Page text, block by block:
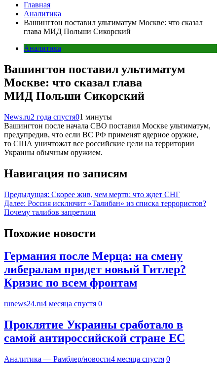
Главная
Аналитика
Вашингтон поставил ультиматум Москве: что сказал
глава МИД Польши Сикорский
Аналитика
Вашингтон поставил ультиматум
Москве: что сказал глава
МИД Польши Сикорский
News.ru2 года спустя01 минуты
Вашингтон после начала СВО поставил Москве ультиматум,
предупредив, что если ВС РФ применят ядерное оружие,
то США уничтожат все российские цели на территории
Украины обычным оружием.
Навигация по записям
Предыдущая: Скорее жив, чем мертв: что ждет СНГ
Далее: Россия исключит «Талибан» из списка террористов?
Почему талибов запретили
Похожие новости
Германия после Мерца: на смену
либералам придет новый Гитлер?
Кризис по всем фронтам
runews24.ru4 месяца спустя 0
Проклятие Украины сработало в
самой антироссийской стране ЕС
Аналитика — Рамблер/новости4 месяца спустя 0